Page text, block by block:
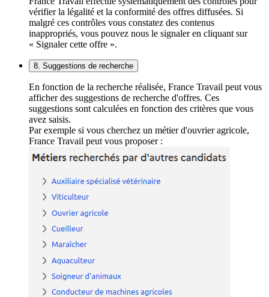
vérifier la légalité et la conformité des offres diffusées. Si
malgré ces contrôles vous constatez des contenus
inappropriés, vous pouvez nous le signaler en cliquant sur
« Signaler cette offre ».
8. Suggestions de recherche
En fonction de la recherche réalisée, France Travail peut vous
afficher des suggestions de recherche d'offres. Ces
suggestions sont calculées en fonction des critères que vous
avez saisis.
Par exemple si vous cherchez un métier d'ouvrier agricole,
France Travail peut vous proposer :